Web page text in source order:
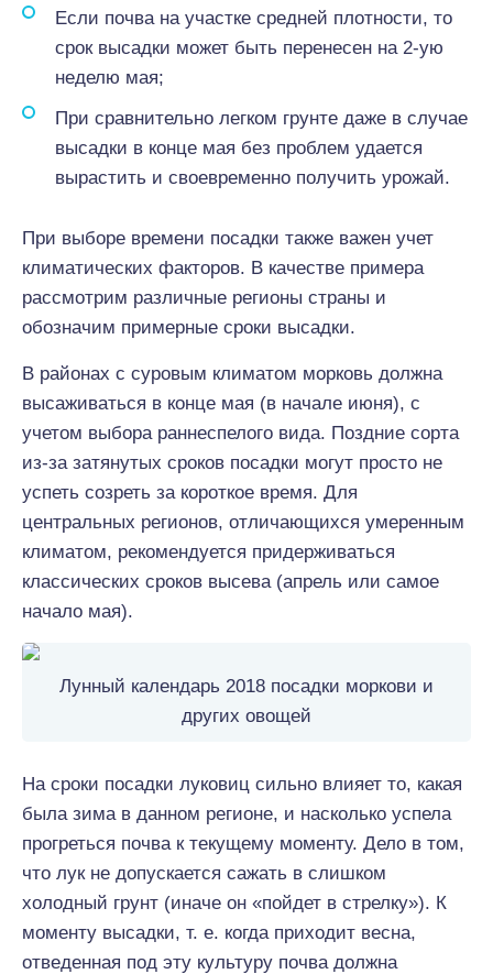
Если почва на участке средней плотности, то
срок высадки может быть перенесен на 2-ую
неделю мая;
При сравнительно легком грунте даже в случае
высадки в конце мая без проблем удается
вырастить и своевременно получить урожай.
При выборе времени посадки также важен учет
климатических факторов. В качестве примера
рассмотрим различные регионы страны и
обозначим примерные сроки высадки.
В районах с суровым климатом морковь должна
высаживаться в конце мая (в начале июня), с
учетом выбора раннеспелого вида. Поздние сорта
из-за затянутых сроков посадки могут просто не
успеть созреть за короткое время. Для
центральных регионов, отличающихся умеренным
климатом, рекомендуется придерживаться
классических сроков высева (апрель или самое
начало мая).
Лунный календарь 2018 посадки моркови и
других овощей
На сроки посадки луковиц сильно влияет то, какая
была зима в данном регионе, и насколько успела
прогреться почва к текущему моменту. Дело в том,
что лук не допускается сажать в слишком
холодный грунт (иначе он «пойдет в стрелку»). К
моменту высадки, т. е. когда приходит весна,
отведенная под эту культуру почва должна